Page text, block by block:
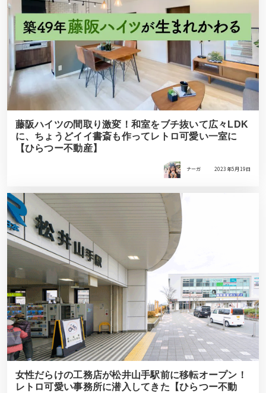
藤阪ハイツの間取り激変！和室をブチ抜いて広々LDK
に、ちょうどイイ書斎も作ってレトロ可愛い一室に
【ひらつー不動産】
ナーガ 2023年5月19日
女性だらけの工務店が松井山手駅前に移転オープン！
レトロ可愛い事務所に潜入してきた【ひらつー不動